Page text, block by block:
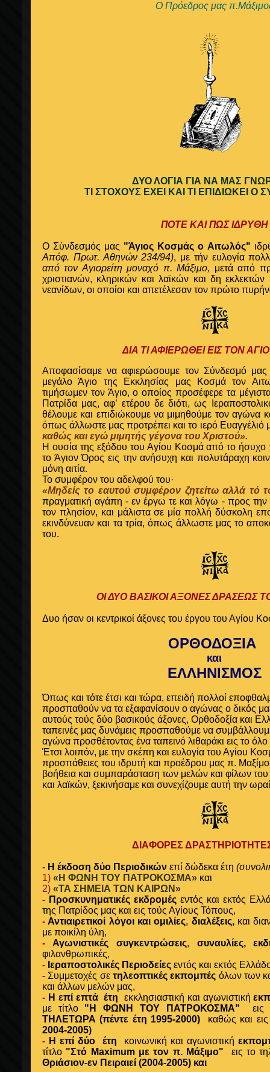
Ο Πρόεδρος μας
ΔΥΟ ΛΟΓΙΑ ΓΙΑ ΝΑ ΜΑΣ
ΤΙ ΣΤΟΧΟΥΣ ΕΧΕΙ ΚΑΙ ΤΙ ΕΠΙΔΙΩΚΕΙ
ΠΟΤΕ ΚΑΙ ΠΩΣ ΙΔΡΥΘΗ
Ο Σύνδεσμός μας "Άγιος Κοσμάς ο Αιτωλός"
Απόφ. Πρωτ. Αθηνών 234/94), με τήν ευλογία
από τον Αγιορείτη μοναχό π. Μάξιμο, μετά από
χριστιανών, κληρικών και λαϊκών και δη
νεανίδων, οι οποίοι και απετέλεσαν τον πρώτο
ΔΙΑ ΤΙ ΑΦΙΕΡΩΘΕΙ ΕΙΣ ΤΟΝ
Αποφασίσαμε να αφιερώσουμε τον Σύνδεσμό μας
μεγάλο Άγιο της Εκκλησίας μας Κοσμά τον
τιμήσωμεν τον Άγιο, ο οποίος προσέφερε τα
Πατρίδα μας, αφ’ ετέρου δε διότι, ως
θέλουμε και επιδιώκουμε να μιμηθούμε τον αγώνα
όπως άλλωστε μας προτρέπει και το ιερό Ευαγγέλιό
καθώς και εγώ μιμητής γέγονα του Χριστού».
Η ουσία της εξόδου του Αγίου Κοσμά από το ήσυχο
το Άγιον Όρος εις την ανήσυχη και πολυτάραχη
μόνη αιτία.
Το συμφέρον του αδελφού του·
«Μηδείς το εαυτού συμφέρον ζητείτω αλλά τό
πραγματική αγάπη - εν έργω τε και λόγω - προς την
τον πλησίον, και μάλιστα σε μία πολλή δύσκολη
εκινδύνευαν και τα τρία, όπως άλλωστε μας το
του.
ΟΙ ΔΥΟ ΒΑΣΙΚΟΙ ΑΞΟΝΕΣ ΔΡΑΣΕΩΣ
Δυο ήσαν οι κεντρικοί άξονες του έργου του Αγίου
ΟΡΘΟΔΟΞΙΑ
και
ΕΛΛΗΝΙΣΜΟΣ
Όπως και τότε έτσι και τώρα, επειδή πολλοί
προσπαθούν να τα εξαφανίσουν ο αγώνας ο δικός
αυτούς τούς δύο βασικούς άξονες, Ορθοδοξία και
ταπεινές μας δυνάμεις προσπαθούμε να συμβάλλουμε
αγώνα προσθέτοντας ένα ταπεινό λιθαράκι εις το
Έτσι λοιπόν, με την σκέπη και ευλογία του Αγίου
προσπάθειες του ιδρυτή και προέδρου μας π.
βοήθεια και συμπαράσταση των μελών και φίλων
και λαϊκών, ξεκινήσαμε και συνεχίζουμε αυτή την
ΔΙΑΦΟΡΕΣ
- Η έκδοση δύο Περιοδικών επί δώδεκα έτη
1) «Η ΦΩΝΗ ΤΟΥ ΠΑΤΡΟΚΟΣΜΑ» και
2) «ΤΑ ΣΗΜΕΙΑ ΤΩΝ ΚΑΙΡΩΝ»
- Προσκυνηματικές εκδρομές εντός και εκτός
της Πατρίδος μας και εις τούς Αγίους Τόπους,
-Αντιαιρετικοί λόγοι και ομιλίες, διαλέξεις,και
με ποικίλη ύλη,
- Αγωνιστικές συγκεντρώσεις,
συναυλίες,
φιλανθρωπικές,
- Ιεραποστολικές Περιοδείες εντός και εκτός
- Συμμετοχές σε τηλεοπτικές εκπομπές όλων των
και άλλων μελών μας,
- Η επί επτά έτη εκκλησιαστική και αγωνιστική
με τίτλο " Η ΦΩΝΗ ΤΟΥ ΠΑΤΡΟΚΟΣΜΑ"
εις
ΤΗΛΕΤΩΡΑ (πέντε έτη 1995-2000) καθώς και
2004-2005)
- Η επί δύο έτη κοινωνική και αγωνιστική
τίτλο "Στό Maximum με τον π. Μάξιμο"
εις το
Θριάσιον-εν Πειραιεί (2004-2005) και